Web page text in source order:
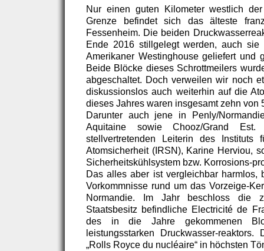
Nur einen guten Kilometer westlich der
Grenze befindet sich das älteste
Fessenheim. Die beiden
Ende 2016 stillgelegt werden, auch
Amerikaner Westinghouse geliefert und
Beide Blöcke dieses Schrottmeilers
abgeschaltet. Doch verweilen wir noch
diskussionslos auch weiterhin auf die
dieses Jahres waren insgesamt zehn von
Darunter auch jene in Penly/
Aquitaine sowie Chooz/Grand
stellvertretenden Leiterin des Instituts
Atomsicherheit (IRSN), Karine Herviou,
Sicherheitskühlsystem bzw. Korrosions-
Das alles aber ist vergleichbar harmlos,
Vorkommnisse rund um das Vorzeige-
Normandie. Im Jahr beschloss die
Staatsbesitz befindliche Electricité de
des in die Jahre gekommenen
leistungsstarken Druckwasser-
„Rolls Royce du nucléaire“ in höchsten